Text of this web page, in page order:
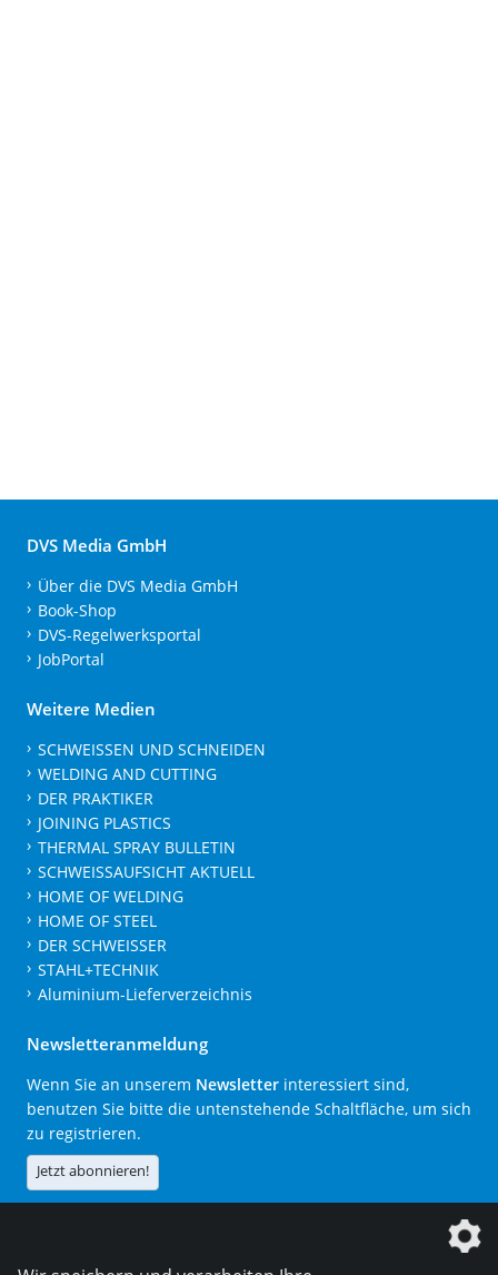
DVS Media GmbH
Über die DVS Media GmbH
Book-Shop
DVS-Regelwerksportal
JobPortal
Weitere Medien
SCHWEISSEN UND SCHNEIDEN
WELDING AND CUTTING
DER PRAKTIKER
JOINING PLASTICS
THERMAL SPRAY BULLETIN
SCHWEISSAUFSICHT AKTUELL
HOME OF WELDING
HOME OF STEEL
DER SCHWEISSER
STAHL+TECHNIK
Aluminium-Lieferverzeichnis
Newsletteranmeldung
Wenn Sie an unserem Newsletter interessiert sind,
benutzen Sie bitte die untenstehende Schaltfläche, um sich
zu registrieren.
Jetzt abonnieren!
Die DVS Media GmbH ist ein Unternehmen der